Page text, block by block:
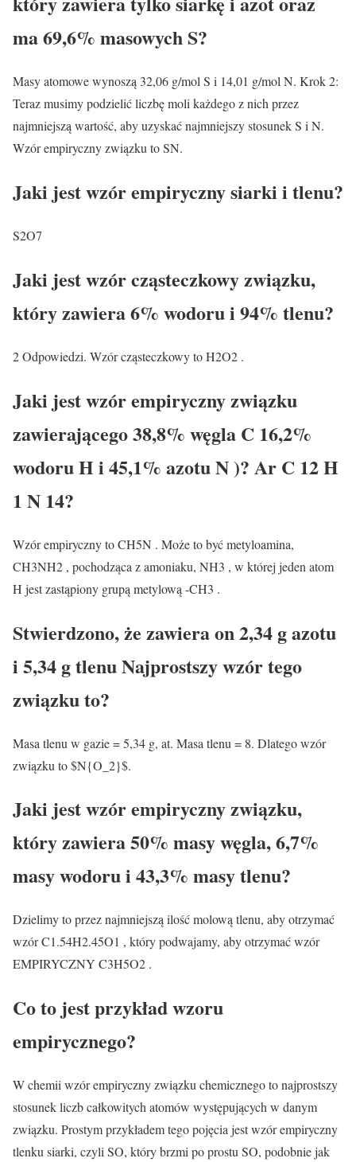
ma 69,6% masowych S?
Masy atomowe wynoszą 32,06 g/mol S i 14,01 g/mol N. Krok 2:
Teraz musimy podzielić liczbę moli każdego z nich przez
najmniejszą wartość, aby uzyskać najmniejszy stosunek S i N.
Wzór empiryczny związku to SN.
Jaki jest wzór empiryczny siarki i tlenu?
S2O7
Jaki jest wzór cząsteczkowy związku,
który zawiera 6% wodoru i 94% tlenu?
2 Odpowiedzi. Wzór cząsteczkowy to H2O2 .
Jaki jest wzór empiryczny związku
zawierającego 38,8% węgla C 16,2%
wodoru H i 45,1% azotu N )? Ar C 12 H
1 N 14?
Wzór empiryczny to CH5N . Może to być metyloamina,
CH3NH2 , pochodząca z amoniaku, NH3 , w której jeden atom
H jest zastąpiony grupą metylową -CH3 .
Stwierdzono, że zawiera on 2,34 g azotu
i 5,34 g tlenu Najprostszy wzór tego
związku to?
Masa tlenu w gazie = 5,34 g, at. Masa tlenu = 8. Dlatego wzór
związku to $N{O_2}$.
Jaki jest wzór empiryczny związku,
który zawiera 50% masy węgla, 6,7%
masy wodoru i 43,3% masy tlenu?
Dzielimy to przez najmniejszą ilość molową tlenu, aby otrzymać
wzór C1.54H2.45O1 , który podwajamy, aby otrzymać wzór
EMPIRYCZNY C3H5O2 .
Co to jest przykład wzoru
empirycznego?
W chemii wzór empiryczny związku chemicznego to najprostszy
stosunek liczb całkowitych atomów występujących w danym
związku. Prostym przykładem tego pojęcia jest wzór empiryczny
tlenku siarki, czyli SO, który brzmi po prostu SO, podobnie jak